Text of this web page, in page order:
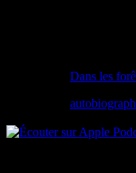
Dans les